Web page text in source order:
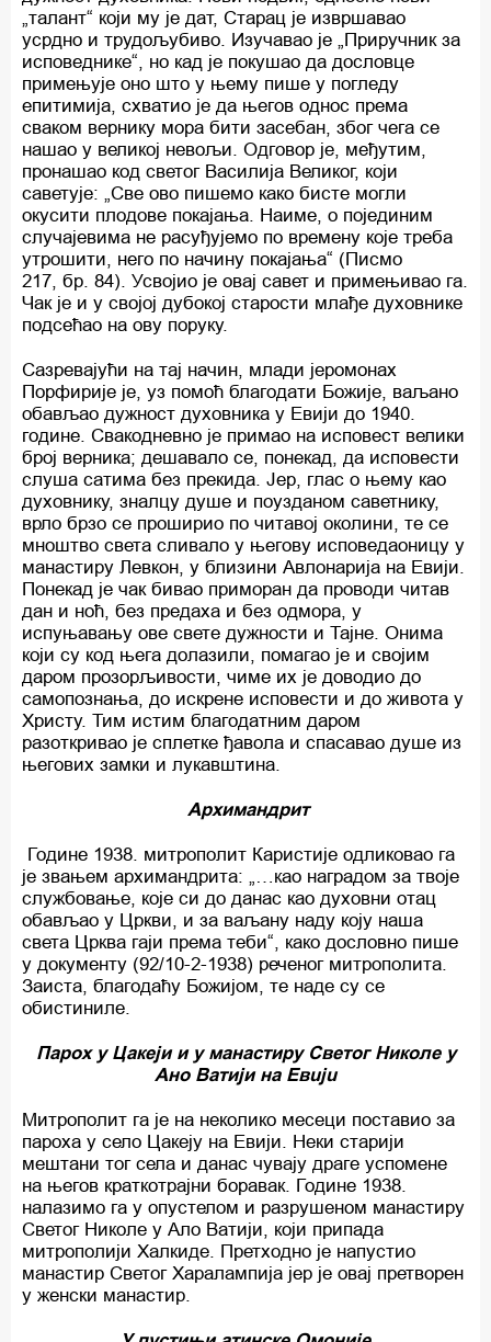
„талант“ који му је дат, Старац је извршавао
усрдно и трудољубиво. Изучавао је „Приручник за
исповеднике“, но кад је покушао да дословце
примењује оно што у њему пише у погледу
епитимија, схватио је да његов однос према
сваком вернику мора бити засебан, због чега се
нашао у великој невољи. Одговор је, међутим,
пронашао код светог Василија Великог, који
саветује: „Све ово пишемо како бисте могли
окусити плодове покајања. Наиме, о појединим
случајевима не расуђујемо по времену које треба
утрошити, него по начину покајања“ (Писмо
217, бр. 84). Усвојио је овај савет и примењивао га.
Чак је и у својој дубокој старости млађе духовнике
подсећао на ову поруку.
Сазревајући на тај начин, млади јеромонах
Порфирије је, уз помоћ благодати Божије, ваљано
обављао дужност духовника у Евији до 1940.
године. Свакодневно је примао на исповест велики
број верника; дешавало се, понекад, да исповести
слуша сатима без прекида. Јер, глас о њему као
духовнику, зналцу душе и поузданом саветнику,
врло брзо се проширио по читавој околини, те се
мноштво света сливало у његову исповедаоницу у
манастиру Левкон, у близини Авлонарија на Евији.
Понекад је чак бивао приморан да проводи читав
дан и ноћ, без предаха и без одмора, у
испуњавању ове свете дужности и Тајне. Онима
који су код њега долазили, помагао је и својим
даром прозорљивости, чиме их је доводио до
самопознања, до искрене исповести и до живота у
Христу. Тим истим благодатним даром
разоткривао је сплетке ђавола и спасавао душе из
његових замки и лукавштина.
Архимандрит
Године 1938. митрополит Каристије одликовао га
је звањем архимандрита: „…као наградом за твоје
службовање, које си до данас као духовни отац
обављао у Цркви, и за ваљану наду коју наша
света Црква гаји према теби“, како дословно пише
у документу (92/10-2-1938) реченог митрополита.
Заиста, благодаћу Божијом, те наде су се
обистиниле.
Парох у Цакеји и у манастиру Светог Николе у
Ано Ватији на Eвuju
Митрополит га је на неколико месеци поставио за
пароха у село Цакеју на Евији. Неки старији
мештани тог села и данас чувају драге успомене
на његов краткотрајни боравак. Године 1938.
налазимо га у опустелом и разрушеном манастиру
Светог Николе у Ало Ватији, који припада
митрополији Халкиде. Претходно је напустио
манастир Светог Харалампија јер је овај претворен
у женски манастир.